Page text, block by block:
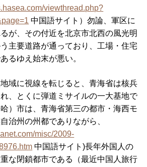
viewthread.php?
中国語サイト）勿論、軍区に
が、その付近を北京市北西の風光明
主要道路が通っており、工場・住宅
るゆえ始末が悪い。
域に視線を転じると、青海省は核兵
、とくに弾道ミサイルの一大基地で
）市は、青海省第三の都市・海西モ
治州の州都でありながら、
misc/2009-
中国語サイト)長年外国人の
な閉鎖都市である（最近中国人旅行